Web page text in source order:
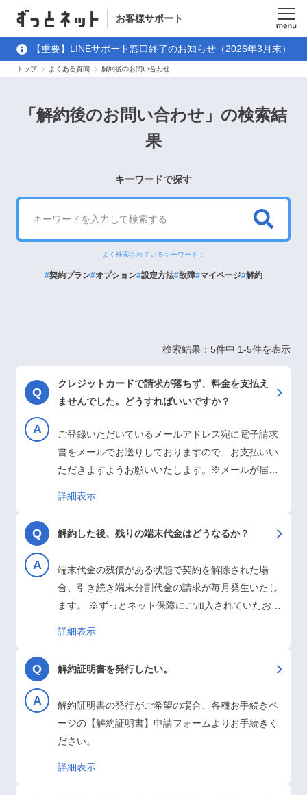
お客様サポート
メニュ
【重要】LINEサポート窓口終了のお知らせ（2026年3月末）
トップ よくある質問 解約後のお問い合わせ
「解約後のお問い合わせ」の検索結
果
キーワードで探す
検
よく検索されているキーワード：
#契約プラン#オプション#設定方法#故障#マイページ#解約
検索結果：5件中 1-5件を表示
クレジットカードで請求が落ちず、料金を支払え
ませんでした。どうすればいいですか？
ご登録いただいているメールアドレス宛に電子請求
書をメールでお送りしておりますので、お支払いい
ただきますようお願いいたします。※メールが届か
などでドメイン指定を行っている場合、メールが受
れている場合、【@zuttonet-wifi-jp】をメール受信
許可ドメインに設定してください。 未払い料金に関
してご不明点がある…
詳細表示
解約した後、残りの端末代金はどうなるか？
端末代金の残債がある状態で契約を解除された場
合、引き続き端末分割代金の請求が毎月発生いたし
ます。 ※ずっとネット保障にご加入されていたお客
求する場合がございます。
詳細表示
解約証明書を発行したい。
解約証明書の発行がご希望の場合、各種お手続きペ
ージの【解約証明書】申請フォームよりお手続きく
ださい。
詳細表示